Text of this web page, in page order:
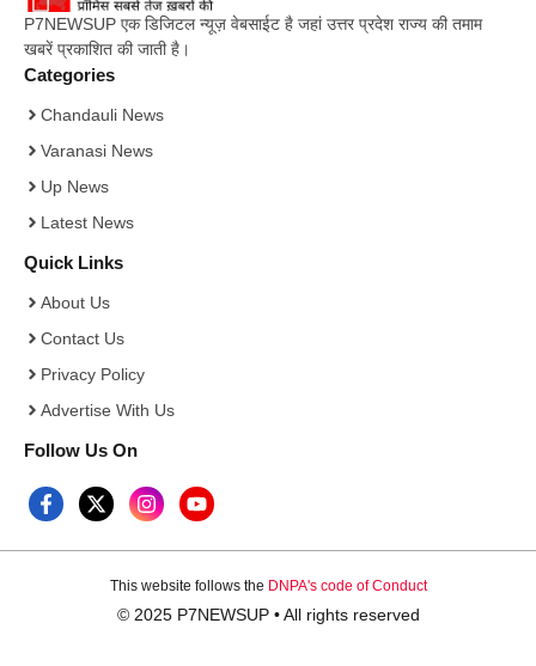
P7NEWSUP एक डिजिटल न्यूज़ वेबसाईट है जहां उत्तर प्रदेश राज्य की तमाम
खबरें प्रकाशित की जाती है।
Categories
Chandauli News
Varanasi News
Up News
Latest News
Quick Links
About Us
Contact Us
Privacy Policy
Advertise With Us
Follow Us On
This website follows the DNPA's code of Conduct
© 2025 P7NEWSUP • All rights reserved